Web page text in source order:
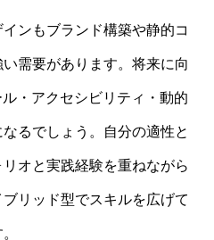
ンもブランド構築や静的コ
需要があります。将来に向
・アクセシビリティ・動的
るでしょう。自分の適性と
オと実践経験を重ねながら
リッド型でスキルを広げて